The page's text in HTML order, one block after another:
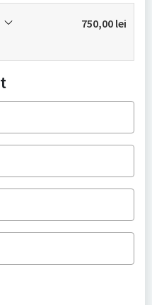
750,00 lei